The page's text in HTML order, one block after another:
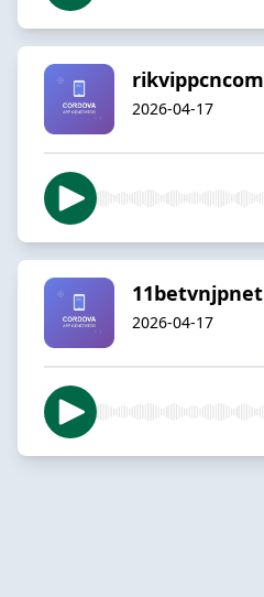
rikvippcncom
2026-04-17
11betvnjpnet
2026-04-17